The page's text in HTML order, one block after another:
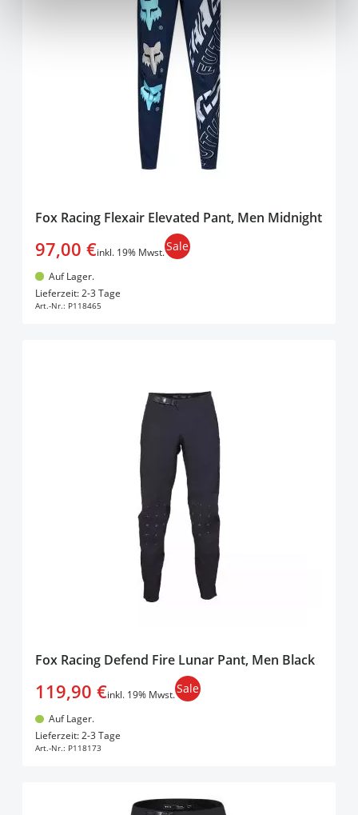
Fox Racing Flexair Elevated Pant, Men Midnight
97,00 €inkl. 19% Mwst.Sale
Auf Lager.
Lieferzeit: 2-3 Tage
Art.-Nr.: P118465
Fox Racing Defend Fire Lunar Pant, Men Black
119,90 €inkl. 19% Mwst.Sale
Auf Lager.
Lieferzeit: 2-3 Tage
Art.-Nr.: P118173